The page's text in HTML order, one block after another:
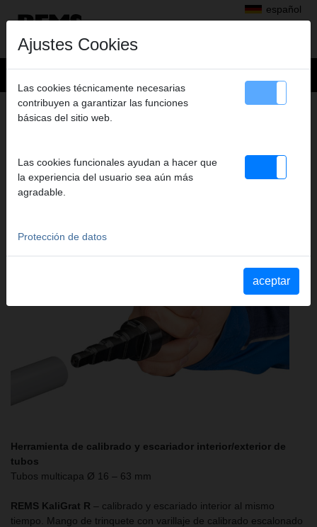
español
Productos>Cortar, Biselar, Escariar, Calibrar> REMS KaliGrat R
HERRAMIENTA DE CALIBRADO Y
ESCARIADOR INTERIOR/EXTERIOR DE
TUBOS
Herramienta de calibrado y escariador interior/exterior de
tubos
Tubos multicapa Ø 16 – 63 mm
REMS KaliGrat R – calibrado y escariado interior al mismo
tiempo. Mango de trinquete con varillaje de calibrado escalonado
Ajustes Cookies
Las cookies técnicamente necesarias
contribuyen a garantizar las funciones
básicas del sitio web.
Las cookies funcionales ayudan a hacer que
la experiencia del usuario sea aún más
agradable.
Protección de datos
aceptar